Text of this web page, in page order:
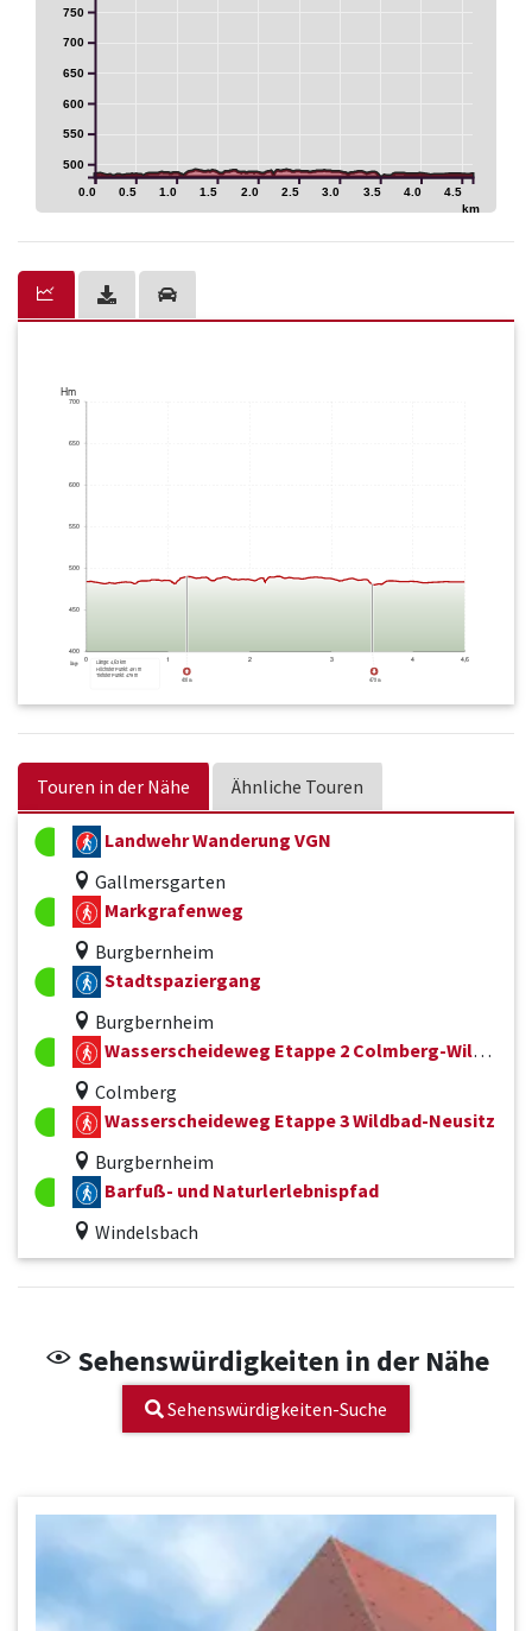
0.0 0.5 1.0 1.5 2.0 2.5 3.0 3.5 4.0 4.5
km
500
550
600
650
700
750
Touren in der Nähe Ähnliche Touren
Landwehr Wanderung VGN
Gallmersgarten
Markgrafenweg
Burgbernheim
Stadtspaziergang
Burgbernheim
Wasserscheideweg Etappe 2 Colmberg-Wildbad
Colmberg
Wasserscheideweg Etappe 3 Wildbad-Neusitz
Burgbernheim
Barfuß- und Naturlerlebnispfad
Windelsbach
Sehenswürdigkeiten in der Nähe
Sehenswürdigkeiten-Suche